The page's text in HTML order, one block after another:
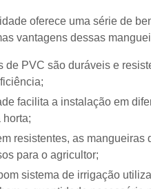
oferece uma série de
vantagens dessas
horta;
para o agricultor;